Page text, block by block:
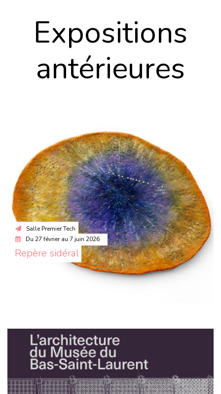
expositions
antérieures
Salle Premier Tech
Du 27 févrierau 7 juin 2026
Repère sidéral